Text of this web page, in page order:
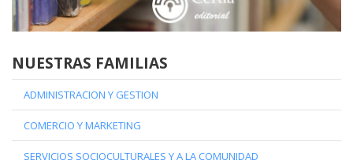
NUESTRAS FAMILIAS
ADMINISTRACION Y GESTION
COMERCIO Y MARKETING
SERVICIOS SOCIOCULTURALES Y A LA COMUNIDAD